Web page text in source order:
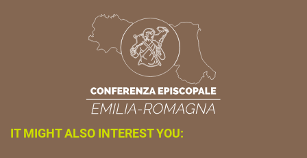
IT MIGHT ALSO INTEREST YOU: